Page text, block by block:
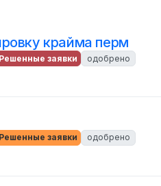
крайма перм
Решенные заявки
одобрено
Решенные заявки
одобрено